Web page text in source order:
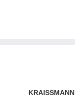
KRAISSMANN